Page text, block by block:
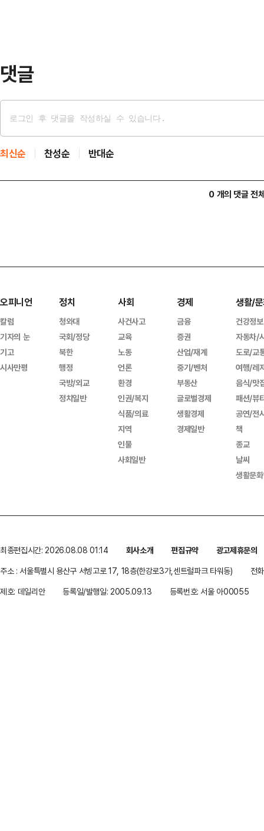
댓글
최신순 찬성순 반대순
0 개의 댓글 전
오피니언
칼럼
기자의 눈
기고
시사만평
정치
청와대
국회/정당
북한
행정
국방/외교
정치일반
사회
사건사고
교육
노동
언론
환경
인권/복지
식품/의료
지역
인물
사회일반
경제
금융
증권
산업/재계
중기/벤처
부동산
글로벌경제
생활경제
경제일반
생활/
건강정보
자동차/
도로/교
여행/레
음식/맛
패션/뷰
공연/전
책
종교
날씨
생활문
최종편집시간: 2026.08.08 01:14 회사소개 편집규약
광고제휴문의
주소 : 서울특별시 용산구 서빙고로 17, 18층(한강로3가,센트럴파크 타워동)
전
제호: 데일리안
등록일/발행일: 2005.09.13 등록번호: 서울 아00055